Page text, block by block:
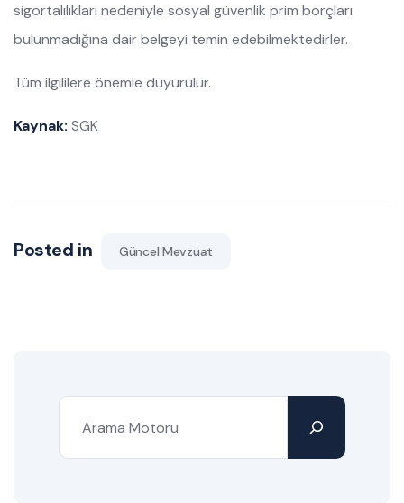
sigortalılıkları nedeniyle sosyal güvenlik prim borçları
bulunmadığına dair belgeyi temin edebilmektedirler.
Tüm ilgililere önemle duyurulur.
Kaynak: SGK
Posted in Güncel Mevzuat